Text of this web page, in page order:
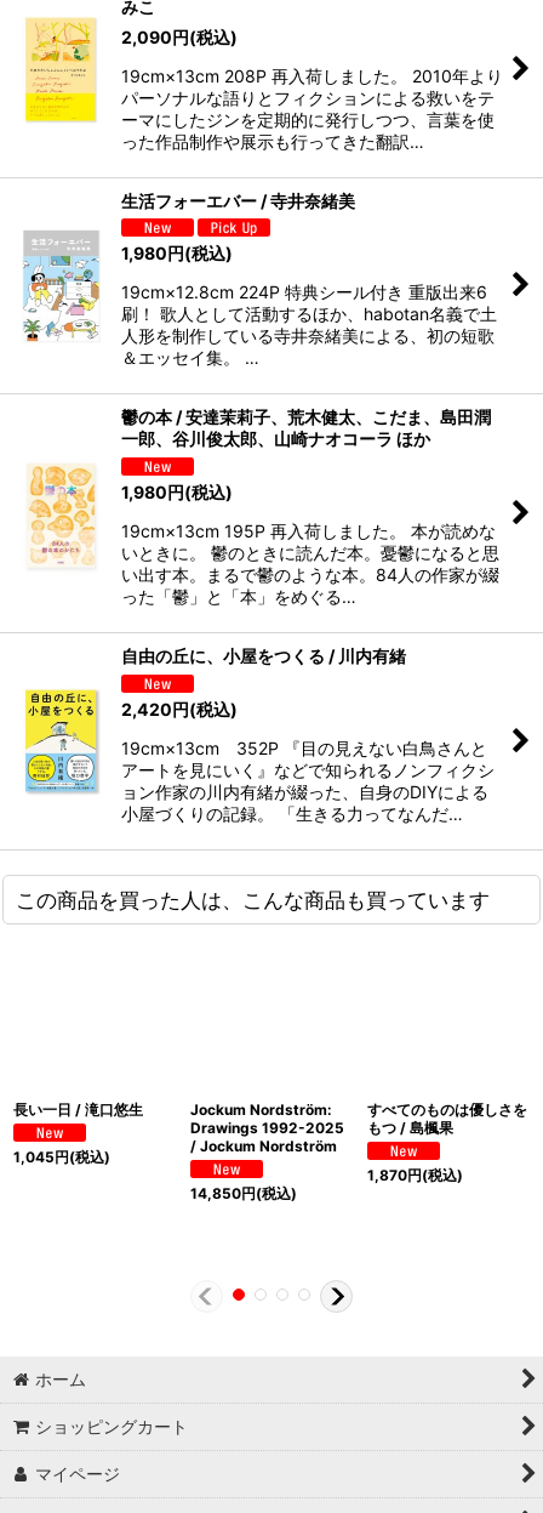
みこ
2,090円(税込)
19cm×13cm 208P 再入荷しました。 2010年より
パーソナルな語りとフィクションによる救いをテ
ーマにしたジンを定期的に発行しつつ、言葉を使
った作品制作や展示も行ってきた翻訳…
生活フォーエバー / 寺井奈緒美
1,980円(税込)
19cm×12.8cm 224P 特典シール付き 重版出来6
刷！ 歌人として活動するほか、habotan名義で土
人形を制作している寺井奈緒美による、初の短歌
＆エッセイ集。 …
鬱の本 / 安達茉莉子、荒木健太、こだま、島田潤
一郎、谷川俊太郎、山崎ナオコーラ ほか
1,980円(税込)
19cm×13cm 195P 再入荷しました。 本が読めな
いときに。 鬱のときに読んだ本。憂鬱になると思
い出す本。まるで鬱のような本。84人の作家が綴
った「鬱」と「本」をめぐる…
自由の丘に、小屋をつくる / 川内有緒
2,420円(税込)
19cm×13cm 352P 『目の見えない白鳥さんと
アートを見にいく』などで知られるノンフィクシ
ョン作家の川内有緒が綴った、自身のDIYによる
小屋づくりの記録。 「生きる力ってなんだ…
この商品を買った人は、こんな商品も買っています
長い一日 / 滝口悠生
1,045円(税込)
Jockum Nordström:
Drawings 1992-2025
/ Jockum Nordström
14,850円(税込)
すべてのものは優しさを
もつ / 島楓果
1,870円(税込)
ホーム
ショッピングカート
マイページ